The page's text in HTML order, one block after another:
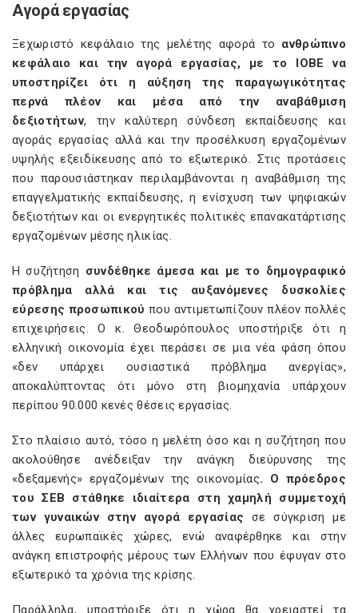
Αγορά εργασίας
Ξεχωριστό κεφάλαιο της μελέτης αφορά το ανθρώπινο
κεφάλαιο και την αγορά εργασίας, με το ΙΟΒΕ να
υποστηρίζει ότι η αύξηση της παραγωγικότητας
περνά πλέον και μέσα από την αναβάθμιση
δεξιοτήτων, την καλύτερη σύνδεση εκπαίδευσης και
αγοράς εργασίας αλλά και την προσέλκυση εργαζομένων
υψηλής εξειδίκευσης από το εξωτερικό. Στις προτάσεις
που παρουσιάστηκαν περιλαμβάνονται η αναβάθμιση της
επαγγελματικής εκπαίδευσης, η ενίσχυση των ψηφιακών
δεξιοτήτων και οι ενεργητικές πολιτικές επανακατάρτισης
εργαζομένων μέσης ηλικίας.
Η συζήτηση συνδέθηκε άμεσα και με το δημογραφικό
πρόβλημα αλλά και τις αυξανόμενες δυσκολίες
εύρεσης προσωπικού που αντιμετωπίζουν πλέον πολλές
επιχειρήσεις. Ο κ. Θεοδωρόπουλος υποστήριξε ότι η
ελληνική οικονομία έχει περάσει σε μια νέα φάση όπου
«δεν υπάρχει ουσιαστικά πρόβλημα ανεργίας»,
αποκαλύπτοντας ότι μόνο στη βιομηχανία υπάρχουν
περίπου 90.000 κενές θέσεις εργασίας.
Στο πλαίσιο αυτό, τόσο η μελέτη όσο και η συζήτηση που
ακολούθησε ανέδειξαν την ανάγκη διεύρυνσης της
«δεξαμενής» εργαζομένων της οικονομίας. Ο πρόεδρος
του ΣΕΒ στάθηκε ιδιαίτερα στη χαμηλή συμμετοχή
των γυναικών στην αγορά εργασίας σε σύγκριση με
άλλες ευρωπαϊκές χώρες, ενώ αναφέρθηκε και στην
ανάγκη επιστροφής μέρους των Ελλήνων που έφυγαν στο
εξωτερικό τα χρόνια της κρίσης.
Παράλληλα, υποστήριξε ότι η χώρα θα χρειαστεί τα